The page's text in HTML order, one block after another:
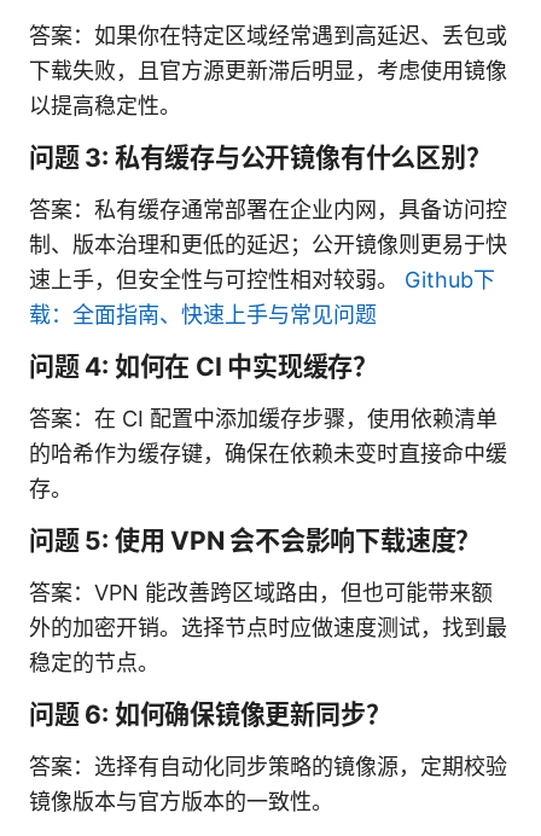
答案：如果你在特定区域经常遇到高延迟、丢包或
下载失败，且官方源更新滞后明显，考虑使用镜像
以提高稳定性。
问题 3: 私有缓存与公开镜像有什么区别？
答案：私有缓存通常部署在企业内网，具备访问控
制、版本治理和更低的延迟；公开镜像则更易于快
速上手，但安全性与可控性相对较弱。 Github下
载：全面指南、快速上手与常见问题
问题 4: 如何在 CI 中实现缓存？
答案：在 CI 配置中添加缓存步骤，使用依赖清单
的哈希作为缓存键，确保在依赖未变时直接命中缓
存。
问题 5: 使用 VPN 会不会影响下载速度？
答案：VPN 能改善跨区域路由，但也可能带来额
外的加密开销。选择节点时应做速度测试，找到最
稳定的节点。
问题 6: 如何确保镜像更新同步？
答案：选择有自动化同步策略的镜像源，定期校验
镜像版本与官方版本的一致性。